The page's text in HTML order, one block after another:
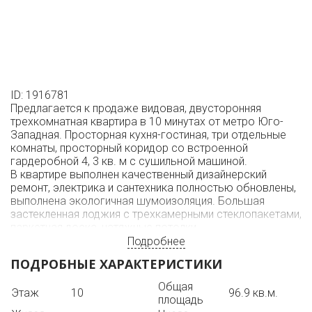
ID: 1916781
Предлагается к продаже видовая, двусторонняя
трехкомнатная квартира в 10 минутах от метро Юго-
Западная. Просторная кухня-гостиная, три отдельные
комнаты, просторный коридор со встроенной
гардеробной 4, 3 кв. м с сушильной машиной.
В квартире выполнен качественный дизайнерский
ремонт, электрика и сантехника полностью обновлены,
выполнена экологичная шумоизоляция. Большая
застекленная лоджия с трехкамерными стеклопакетами,
Встроенная кухня с качественной бытовой техникой
холодильник, варочная поверхность, микроволновка,
духовой шкаф, стиральная машина, а также
электрический камин и большие телевизоры в каждой
комнате остаются покупателю. В квартире на кухне,
Подробнее
ПОДРОБНЫЕ ХАРАКТЕРИСТИКИ
Этаж 10
Общая
площадь
96.9 кв.м.